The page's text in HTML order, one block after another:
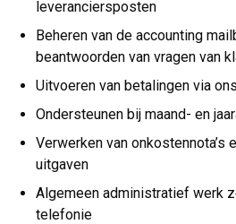
leveranciersposten
Beheren van de accounting
beantwoorden van vragen van
Uitvoeren van betalingen via
Ondersteunen bij maand- en
Verwerken van onkostennota’s
uitgaven
Algemeen administratief werk
telefonie